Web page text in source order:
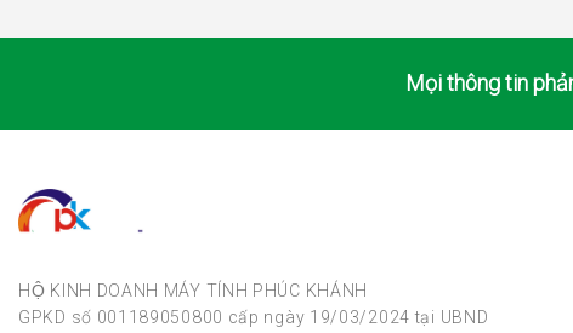
Mọi thông tin
HỘ KINH DOANH MÁY TÍNH PHÚC KHÁNH
GPKD số 001189050800 cấp ngày 19/03/2024 tại UBND